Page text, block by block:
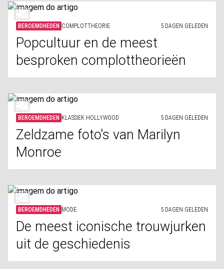
BEROEMDHEDEN COMPLOTTHEORIE 5 DAGEN GELEDEN
Popcultuur en de meest
besproken complottheorieën
BEROEMDHEDEN KLASSIEK HOLLYWOOD 5 DAGEN GELEDEN
Zeldzame foto's van Marilyn
Monroe
BEROEMDHEDEN MODE 5 DAGEN GELEDEN
De meest iconische trouwjurken
uit de geschiedenis